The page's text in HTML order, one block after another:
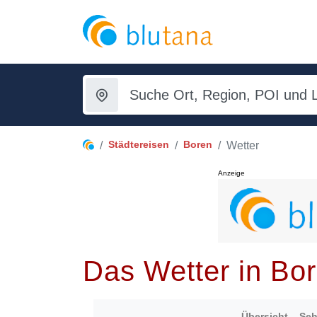
Städtereisen Boren Wetter
Anzeige
Das Wetter in